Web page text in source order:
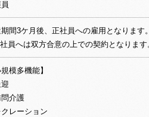
間3ケ月後、正社員への雇用となります
員へは双方合意の上での契約となります
規模多機能】
迎
問介護
クレーション